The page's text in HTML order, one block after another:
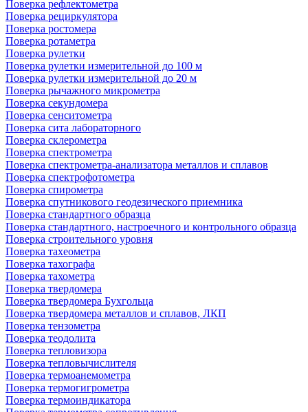
Поверка рефлектометра
Поверка рециркулятора
Поверка ростомера
Поверка ротаметра
Поверка рулетки
Поверка рулетки измерительной до 100 м
Поверка рулетки измерительной до 20 м
Поверка рычажного микрометра
Поверка секундомера
Поверка сенситометра
Поверка сита лабораторного
Поверка склерометра
Поверка спектрометра
Поверка спектрометра-анализатора металлов и сплавов
Поверка спектрофотометра
Поверка спирометра
Поверка спутникового геодезического приемника
Поверка стандартного образца
Поверка стандартного, настроечного и контрольного образца
Поверка строительного уровня
Поверка тахеометра
Поверка тахографа
Поверка тахометра
Поверка твердомера
Поверка твердомера Бухгольца
Поверка твердомера металлов и сплавов, ЛКП
Поверка тензометра
Поверка теодолита
Поверка тепловизора
Поверка тепловычислителя
Поверка термоанемометра
Поверка термогигрометра
Поверка термоиндикатора